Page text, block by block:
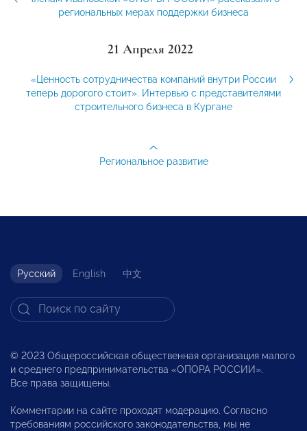
региональных мерах поддержки бизнеса
21 Апреля 2022
«Ценность сотрудничества компаний внутри России
теперь дорогого стоит». Интервью с представителями
строительного бизнеса в Кургане
Региональное развитие
Русский English 中文
© 2023 Общероссийская общественная организация малого
и среднего предпринимательства «ОПОРА РОССИИ».
Все права защищены.
Комментарии на сайте проходят модерацию. Согласно
требованиям российского законодательства, мы не